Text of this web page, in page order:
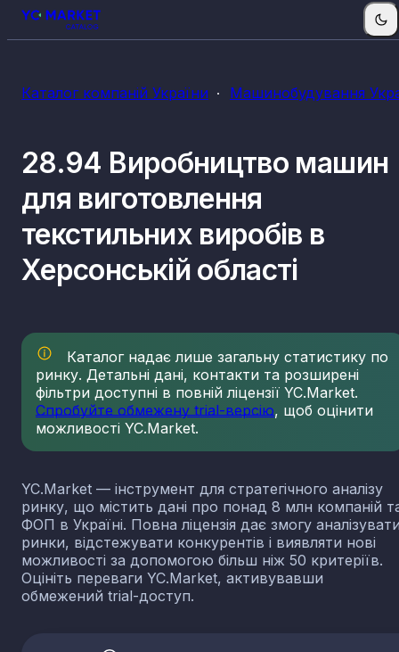
Каталог компаній України Машинобудування
28.94 Виробництво машин
для виготовлення
текстильних виробів в
Херсонській області
Каталог надає лише загальну статистику по
ринку. Детальні дані, контакти та розширені
фільтри доступні в повній ліцензії YC.Market.
Спробуйте обмежену trial-версію, щоб оцінити
можливості YC.Market.
YC.Market — інструмент для стратегічного аналізу
ринку, що містить дані про понад 8 млн компаній
ФОП в Україні. Повна ліцензія дає змогу
ринки, відстежувати конкурентів і виявляти нові
можливості за допомогою більш ніж 50 критеріїв.
Оцініть переваги YC.Market, активувавши
обмежений trial-доступ.